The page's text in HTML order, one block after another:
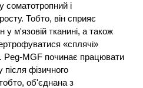
соматотропний і
Тобто, він сприяє
у м'язовій тканині, а також
«сплячі»
Peg-MGF починає працювати
фізичного
об'єднана з